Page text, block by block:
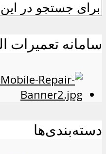
سامانه تعمیرات
دسته‌بندی‌ها